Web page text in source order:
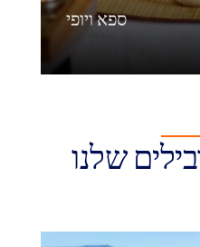
ספא ויופי
שלנו